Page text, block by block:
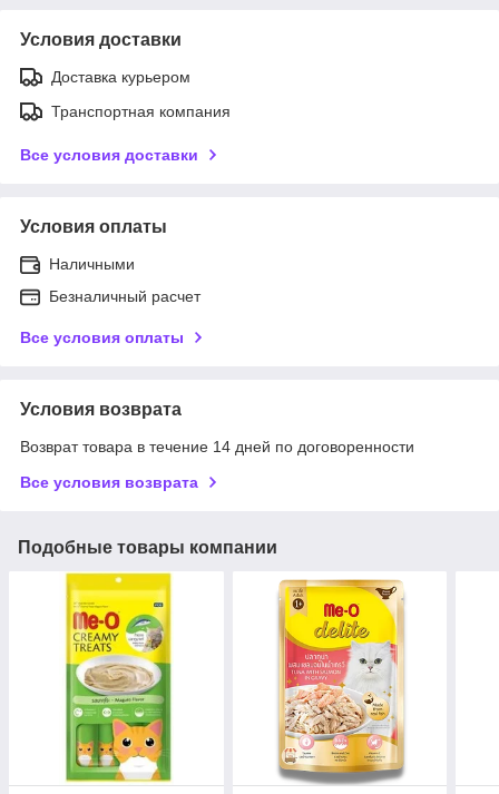
Условия доставки
Доставка курьером
Транспортная компания
Все условия доставки
Условия оплаты
Наличными
Безналичный расчет
Все условия оплаты
Условия возврата
Возврат товара в течение 14 дней по договоренности
Все условия возврата
Подобные товары компании